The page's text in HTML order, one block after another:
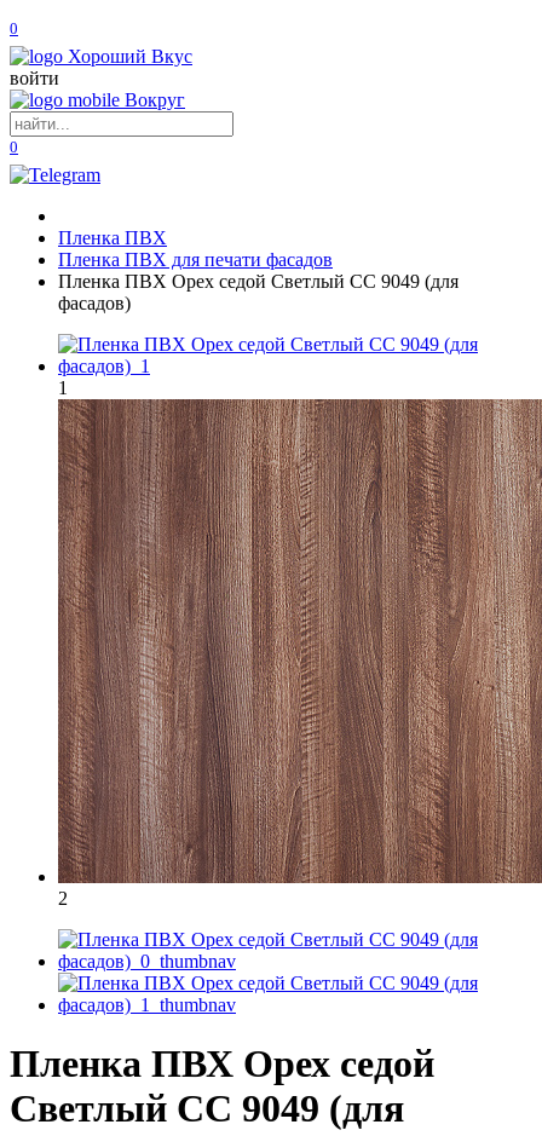
0
войти
0
Пленка ПВХ
Пленка ПВХ для печати фасадов
Пленка ПВХ Орех седой Светлый СС 9049 (для
фасадов)
1
2
Пленка ПВХ Орех седой
Светлый СС 9049 (для